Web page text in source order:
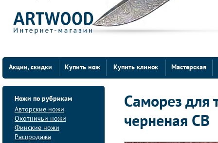
Акции, скидки Купить нож Купить клинок Мастерская
Ножи по рубрикам
Авторские ножи
Охотничьи ножи
Финские ножи
Распродажа
Саморез для
черненая СВ